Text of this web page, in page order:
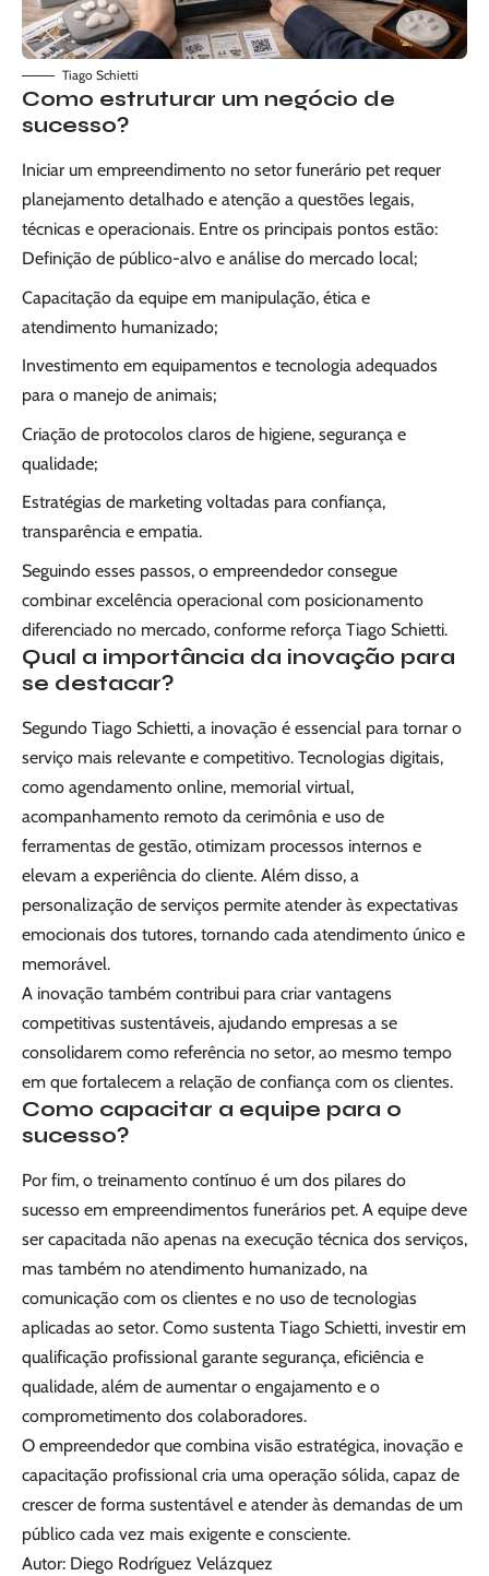
Tiago Schietti
Como estruturar um negócio de
sucesso?
Iniciar um empreendimento no setor funerário pet requer
planejamento detalhado e atenção a questões legais,
técnicas e operacionais. Entre os principais pontos estão:
Definição de público-alvo e análise do mercado local;
Capacitação da equipe em manipulação, ética e
atendimento humanizado;
Investimento em equipamentos e tecnologia adequados
para o manejo de animais;
Criação de protocolos claros de higiene, segurança e
qualidade;
Estratégias de marketing voltadas para confiança,
transparência e empatia.
Seguindo esses passos, o empreendedor consegue
combinar excelência operacional com posicionamento
diferenciado no mercado, conforme reforça Tiago Schietti.
Qual a importância da inovação para
se destacar?
Segundo Tiago Schietti, a inovação é essencial para tornar o
serviço mais relevante e competitivo. Tecnologias digitais,
como agendamento online, memorial virtual,
acompanhamento remoto da cerimônia e uso de
ferramentas de gestão, otimizam processos internos e
elevam a experiência do cliente. Além disso, a
personalização de serviços permite atender às expectativas
emocionais dos tutores, tornando cada atendimento único e
memorável.
A inovação também contribui para criar vantagens
competitivas sustentáveis, ajudando empresas a se
consolidarem como referência no setor, ao mesmo tempo
em que fortalecem a relação de confiança com os clientes.
Como capacitar a equipe para o
sucesso?
Por fim, o treinamento contínuo é um dos pilares do
sucesso em empreendimentos funerários pet. A equipe deve
ser capacitada não apenas na execução técnica dos serviços,
mas também no atendimento humanizado, na
comunicação com os clientes e no uso de tecnologias
aplicadas ao setor. Como sustenta Tiago Schietti, investir em
qualificação profissional garante segurança, eficiência e
qualidade, além de aumentar o engajamento e o
comprometimento dos colaboradores.
O empreendedor que combina visão estratégica, inovação e
capacitação profissional cria uma operação sólida, capaz de
crescer de forma sustentável e atender às demandas de um
público cada vez mais exigente e consciente.
Autor: Diego Rodríguez Velázquez